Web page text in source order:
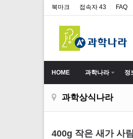
북마크 접속자 43 FAQ
HOME 과학나라 정
과학상식나라
400g 작은 새가 사